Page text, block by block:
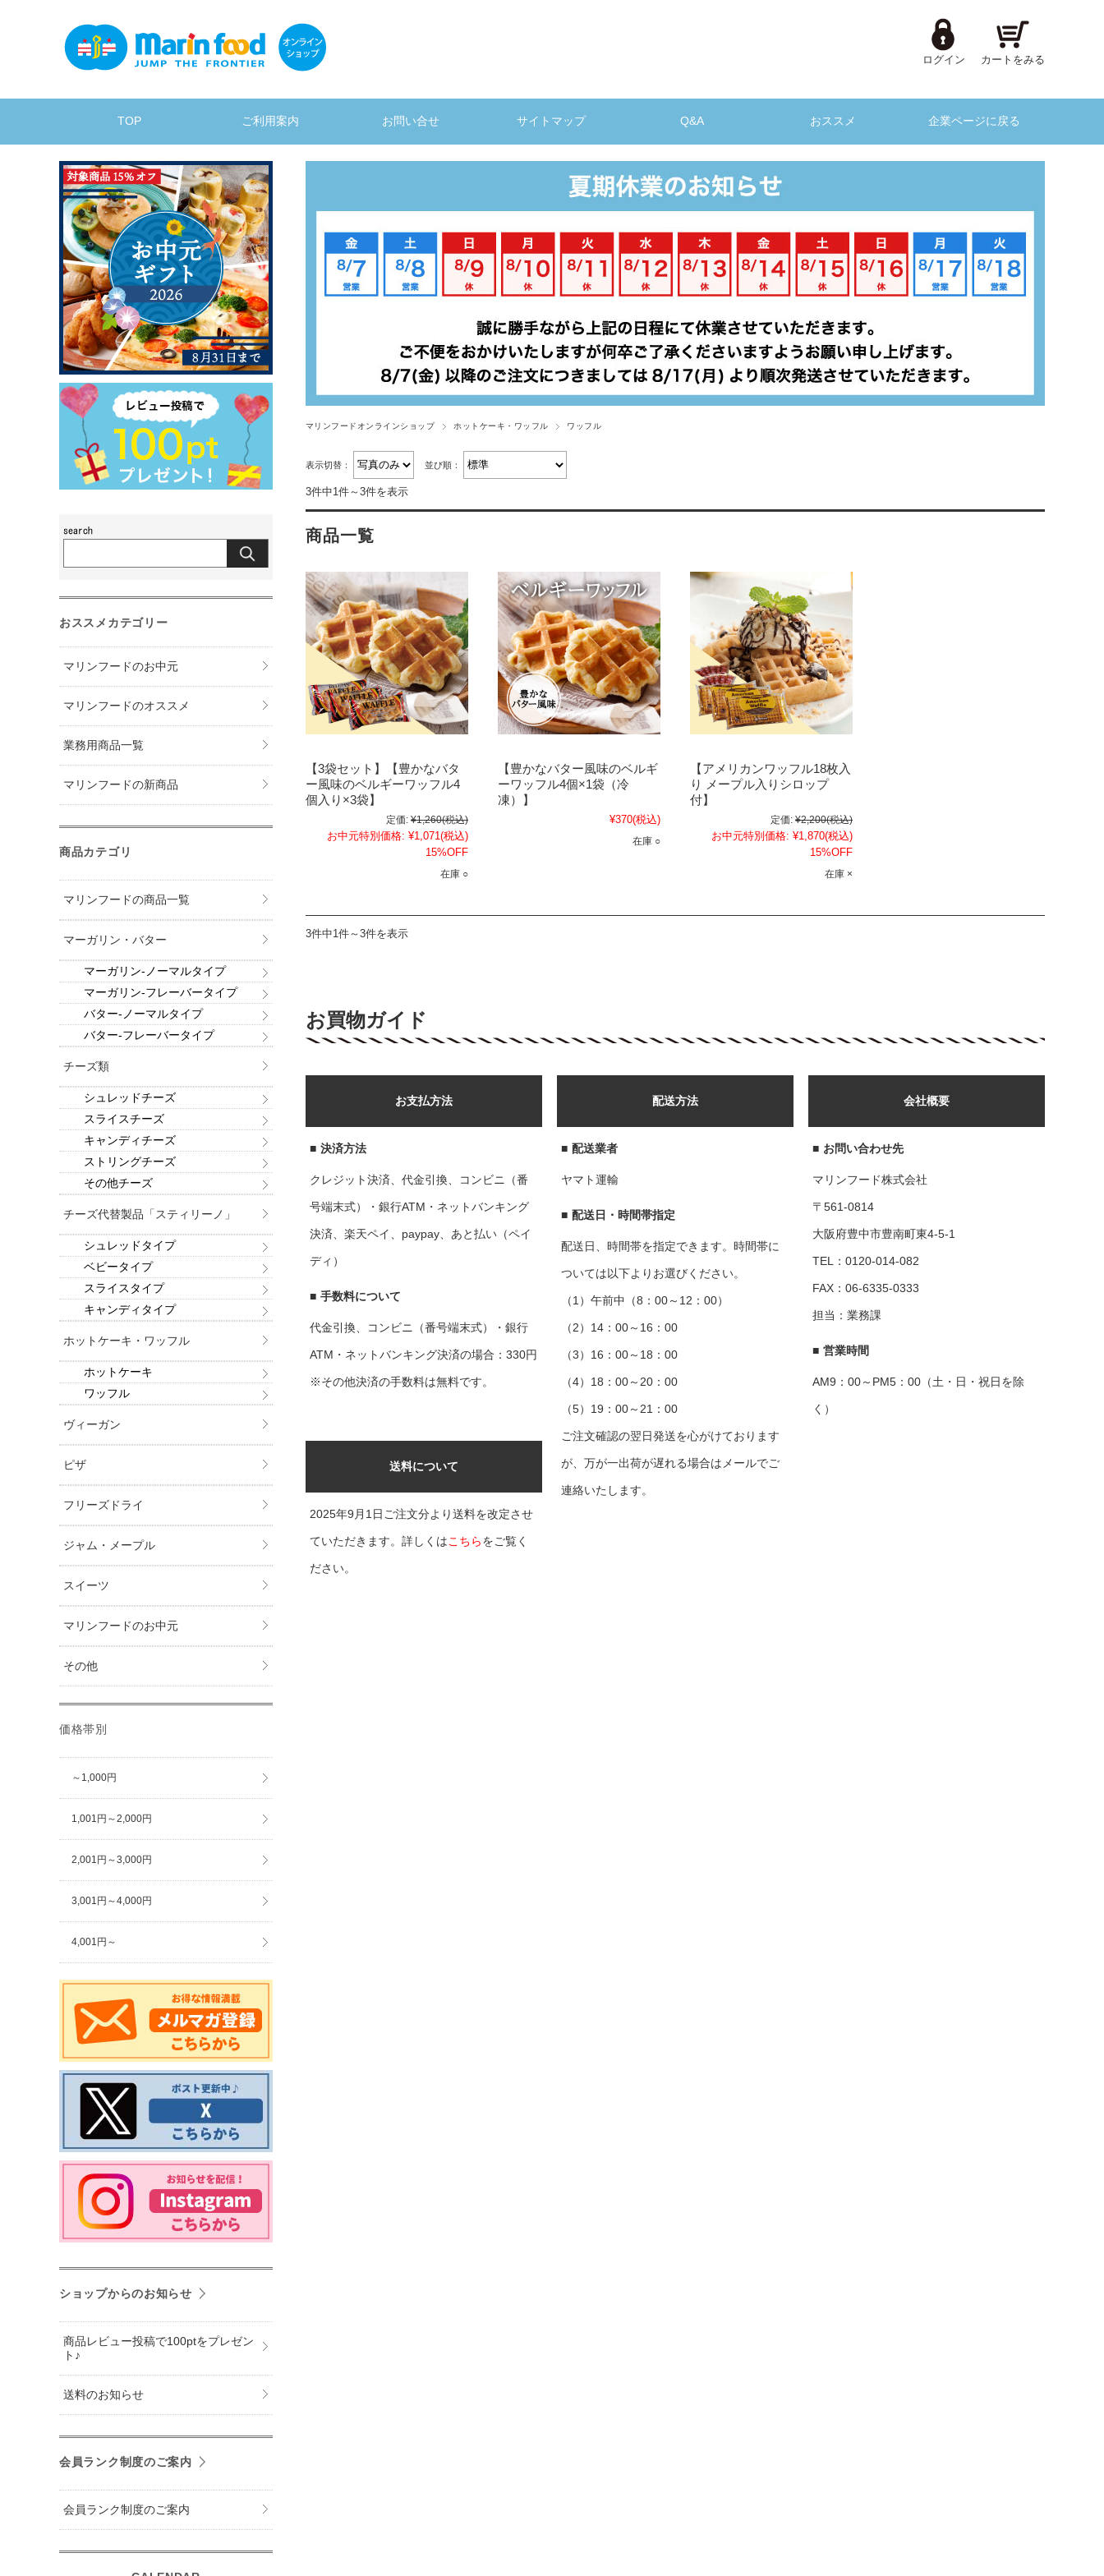
ログイン カートをみる
TOP ご利用案内 お問い合せ サイトマップ Q&A おススメ 企業ページに戻る
マリンフードオンラインショップ ホットケーキ・ワッフル ワッフル
表示切替： 並び順：
3件中1件～3件を表示
商品一覧
【3袋セット】【豊かなバタ
ー風味のベルギーワッフル4
個入り×3袋】
定価: ¥1,260(税込)
お中元特別価格: ¥1,071(税込)
15%OFF
在庫 ○
【豊かなバター風味のベルギ
ーワッフル4個×1袋（冷
凍）】
¥370(税込)
在庫 ○
【アメリカンワッフル18枚入
り メープル入りシロップ
付】
定価: ¥2,200(税込)
お中元特別価格: ¥1,870(税込)
15%OFF
在庫 ×
3件中1件～3件を表示
お買物ガイド
お支払方法
■ 決済方法
クレジット決済、代金引換、コンビニ（番
号端末式）・銀行ATM・ネットバンキング
決済、楽天ペイ、paypay、あと払い（ペイ
ディ）
■ 手数料について
代金引換、コンビニ（番号端末式）・銀行
ATM・ネットバンキング決済の場合：330円
※その他決済の手数料は無料です。
配送方法
■ 配送業者
ヤマト運輸
■ 配送日・時間帯指定
配送日、時間帯を指定できます。時間帯に
ついては以下よりお選びください。
（1）午前中（8：00～12：00）
（2）14：00～16：00
（3）16：00～18：00
（4）18：00～20：00
（5）19：00～21：00
ご注文確認の翌日発送を心がけております
が、万が一出荷が遅れる場合はメールでご
連絡いたします。
会社概要
■ お問い合わせ先
マリンフード株式会社
〒561-0814
大阪府豊中市豊南町東4-5-1
TEL：0120-014-082
FAX：06-6335-0333
担当：業務課
■ 営業時間
AM9：00～PM5：00（土・日・祝日を除
く）
送料について
2025年9月1日ご注文分より送料を改定させ
ていただきます。詳しくはこちらをご覧く
ださい。
おススメカテゴリー
マリンフードのお中元
マリンフードのオススメ
業務用商品一覧
マリンフードの新商品
商品カテゴリ
マリンフードの商品一覧
マーガリン・バター
マーガリン-ノーマルタイプ
マーガリン-フレーバータイプ
バター-ノーマルタイプ
バター-フレーバータイプ
チーズ類
シュレッドチーズ
スライスチーズ
キャンディチーズ
ストリングチーズ
その他チーズ
チーズ代替製品「スティリーノ」
シュレッドタイプ
ベビータイプ
スライスタイプ
キャンディタイプ
ホットケーキ・ワッフル
ホットケーキ
ワッフル
ヴィーガン
ピザ
フリーズドライ
ジャム・メープル
スイーツ
マリンフードのお中元
その他
価格帯別
～1,000円
1,001円～2,000円
2,001円～3,000円
3,001円～4,000円
4,001円～
ショップからのお知らせ
商品レビュー投稿で100ptをプレゼン
ト♪
送料のお知らせ
会員ランク制度のご案内
会員ランク制度のご案内